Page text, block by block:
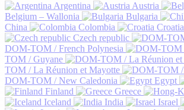
Argentina
Austria
Belgium – Wallonia
Bulgaria
China
Colombia Croatia
Czech republic
DOM-TOM / French Polynesia
TOM / Guyane
TOM / La Réunion et Mayotte
DOM-TOM / New Caledonia
Egypt
Finland
Greece
Iceland
India Israel